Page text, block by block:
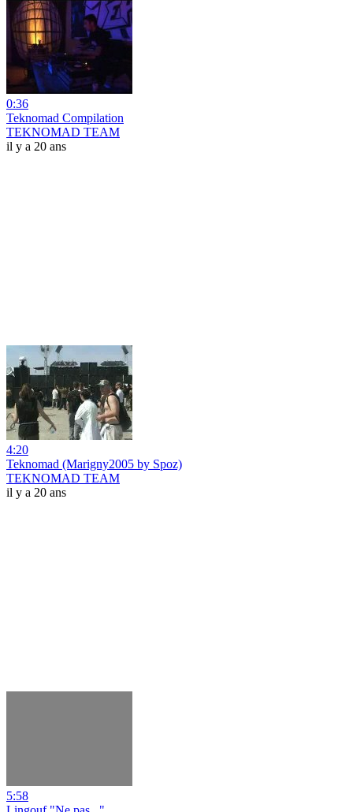
0:36
Teknomad Compilation
TEKNOMAD TEAM
il y a 20 ans
4:20
Teknomad (Marigny2005 by Spoz)
TEKNOMAD TEAM
il y a 20 ans
5:58